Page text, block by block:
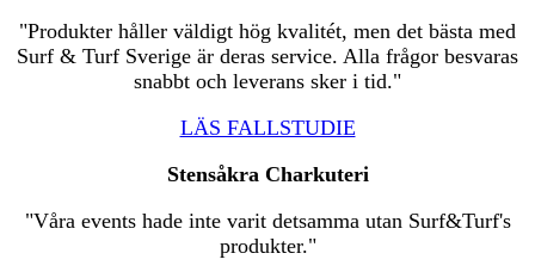
"Produkter håller väldigt hög kvalitét, men det bästa med
Surf & Turf Sverige är deras service. Alla frågor besvaras
snabbt och leverans sker i tid."
LÄS FALLSTUDIE
Stensåkra Charkuteri
"Våra events hade inte varit detsamma utan Surf&Turf's
produkter."